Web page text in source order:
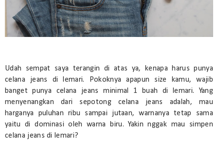
Udah sempat saya terangin di atas ya, kenapa harus punya
celana jeans di lemari. Pokoknya apapun size kamu, wajib
banget punya celana jeans minimal 1 buah di lemari. Yang
menyenangkan dari sepotong celana jeans adalah, mau
harganya puluhan ribu sampai jutaan, warnanya tetap sama
yaitu di dominasi oleh warna biru. Yakin nggak mau simpen
celana jeans di lemari?